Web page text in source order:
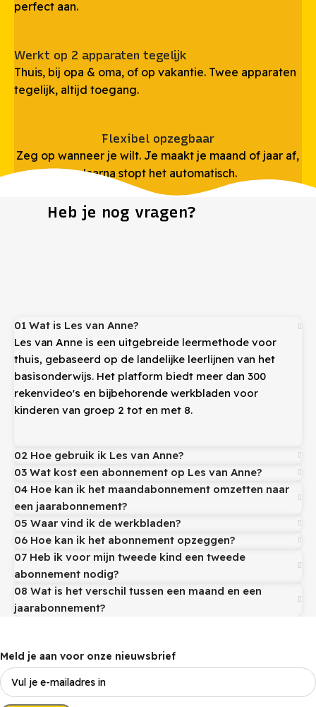
perfect aan.
Werkt op 2 apparaten tegelijk
Thuis, bij opa & oma, of op vakantie. Twee apparaten
tegelijk, altijd toegang.
Flexibel opzegbaar
Zeg op wanneer je wilt. Je maakt je maand of jaar af,
daarna stopt het automatisch.
Heb je nog vragen?
01 Wat is Les van Anne?
Les van Anne is een uitgebreide leermethode voor
thuis, gebaseerd op de landelijke leerlijnen van het
basisonderwijs. Het platform biedt meer dan 300
rekenvideo's en bijbehorende werkbladen voor
kinderen van groep 2 tot en met 8.
02 Hoe gebruik ik Les van Anne?
03 Wat kost een abonnement op Les van Anne?
04 Hoe kan ik het maandabonnement omzetten naar
een jaarabonnement?
05 Waar vind ik de werkbladen?
06 Hoe kan ik het abonnement opzeggen?
07 Heb ik voor mijn tweede kind een tweede
abonnement nodig?
08 Wat is het verschil tussen een maand en een
jaarabonnement?
Meld je aan voor onze nieuwsbrief